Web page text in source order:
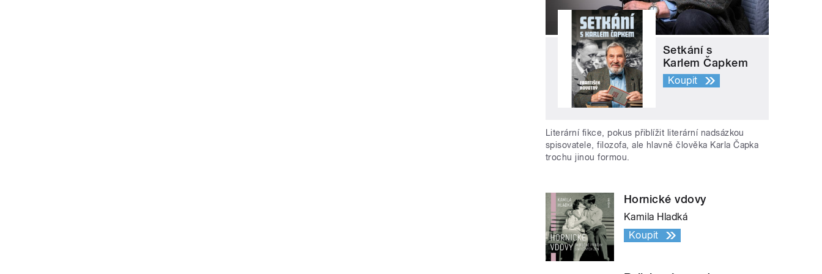
Setkání s
Karlem Čapkem
Koupit
Literární fikce, pokus přiblížit literární nadsázkou
spisovatele, filozofa, ale hlavně člověka Karla Čapka
trochu jinou formou.
Hornické vdovy
Kamila Hladká
Koupit